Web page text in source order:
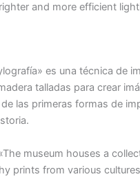
and more efficient
es una técnica de
talladas para crear
las primeras formas de
museum houses a
prints from various